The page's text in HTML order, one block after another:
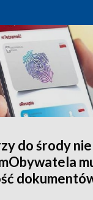
do środy nie